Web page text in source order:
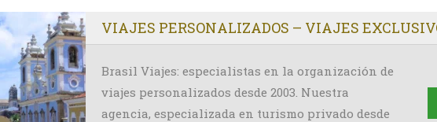
VIAJES PERSONALIZADOS – VIAJES
Brasil Viajes: especialistas en la organización de
viajes personalizados desde 2003. Nuestra
agencia, especializada en turismo privado desde